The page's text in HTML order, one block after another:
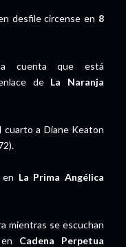
desfile circense en 8
cuenta que está
deLa Naranja
cuarto a Diane Keaton
La Prima Angélica
mientras se escuchan
Cadena Perpetua